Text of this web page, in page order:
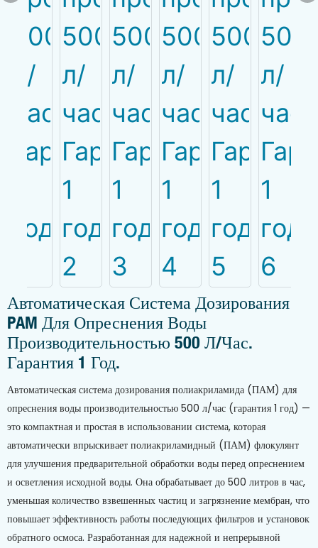
Автоматическая Система Дозирования
PAM Для Опреснения Воды
Производительностью 500 Л/час.
Гарантия 1 Год.
Автоматическая система дозирования полиакриламида (ПАМ) для
опреснения воды производительностью 500 л/час (гарантия 1 год) —
это компактная и простая в использовании система, которая
автоматически впрыскивает полиакриламидный (ПАМ) флокулянт
для улучшения предварительной обработки воды перед опреснением
и осветления исходной воды. Она обрабатывает до 500 литров в час,
уменьшая количество взвешенных частиц и загрязнение мембран, что
повышает эффективность работы последующих фильтров и установок
обратного осмоса. Разработанная для надежной и непрерывной